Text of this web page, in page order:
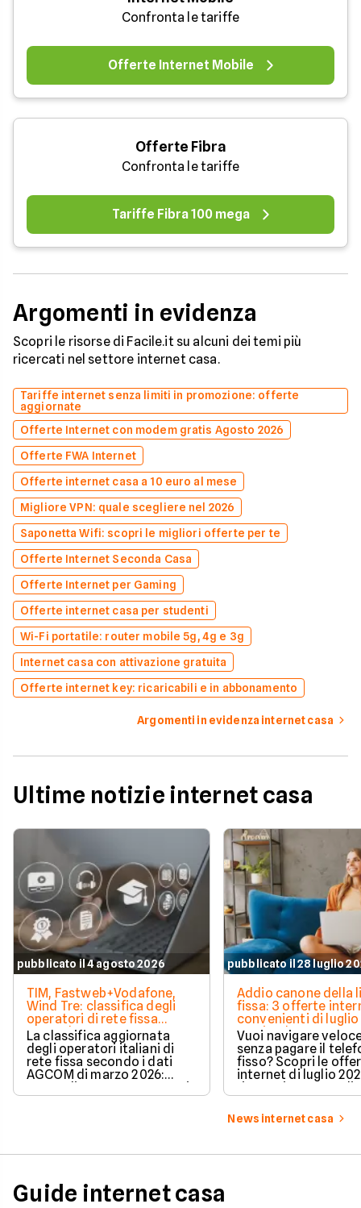
Confronta le tariffe
Offerte Internet Mobile
Offerte Fibra
Confronta le tariffe
Tariffe Fibra 100 mega
Argomenti in evidenza
Scopri le risorse di Facile.it su alcuni dei temi più
ricercati nel settore internet casa.
Tariffe internet senza limiti in promozione: offerte
aggiornate
Offerte Internet con modem gratis Agosto 2026
Offerte FWA Internet
Offerte internet casa a 10 euro al mese
Migliore VPN: quale scegliere nel 2026
Saponetta Wifi: scopri le migliori offerte per te
Offerte Internet Seconda Casa
Offerte Internet per Gaming
Offerte internet casa per studenti
Wi-Fi portatile: router mobile 5g, 4g e 3g
Internet casa con attivazione gratuita
Offerte internet key: ricaricabili e in abbonamento
Argomenti in evidenza internet casa
Ultime notizie internet casa
pubblicato il 4 agosto 2026
TIM, Fastweb+Vodafone,
Wind Tre: classifica degli
operatori di rete fissa
secondo AGCOM
La classifica aggiornata
degli operatori italiani di
rete fissa secondo i dati
AGCOM di marzo 2026:
quote di mercato, sorpassi
e new entry.
pubblicato il 28 luglio
Addio canone della
fissa: 3 offerte
convenienti di luglio
partire da 19,95€
Vuoi navigare
senza pagare il
fisso? Scopri le
internet di luglio
risparmiare e
tariffa perfetta per
News internet casa
Guide internet casa